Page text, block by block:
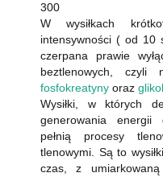
300
W wysiłkach
intensywności ( od
czerpana prawie
beztlenowych, czyli
fosfokreatyny oraz
Wysiłki, w których
generowania energii
pełnią procesy
tlenowymi. Są to
czas, z